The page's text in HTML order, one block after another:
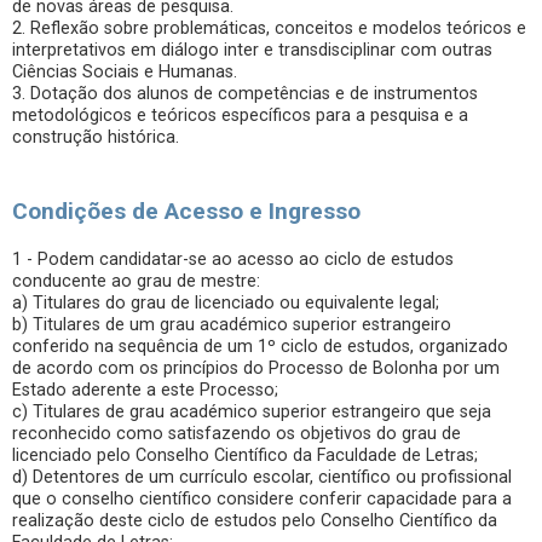
de novas áreas de pesquisa.
2. Reflexão sobre problemáticas, conceitos e modelos teóricos e
interpretativos em diálogo inter e transdisciplinar com outras
Ciências Sociais e Humanas.
3. Dotação dos alunos de competências e de instrumentos
metodológicos e teóricos específicos para a pesquisa e a
construção histórica.
Condições de Acesso e Ingresso
1 - Podem candidatar-se ao acesso ao ciclo de estudos
conducente ao grau de mestre:
a) Titulares do grau de licenciado ou equivalente legal;
b) Titulares de um grau académico superior estrangeiro
conferido na sequência de um 1º ciclo de estudos, organizado
de acordo com os princípios do Processo de Bolonha por um
Estado aderente a este Processo;
c) Titulares de grau académico superior estrangeiro que seja
reconhecido como satisfazendo os objetivos do grau de
licenciado pelo Conselho Científico da Faculdade de Letras;
d) Detentores de um currículo escolar, científico ou profissional
que o conselho científico considere conferir capacidade para a
realização deste ciclo de estudos pelo Conselho Científico da